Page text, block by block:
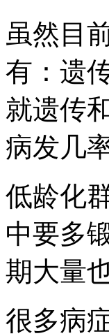
虽然目
有：遗
就遗传
病发几
低龄化
中要多
期大量
很多病